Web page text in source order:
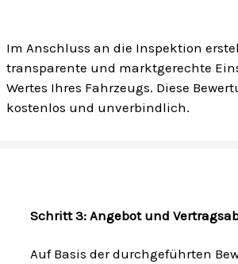
Im Anschluss an die Inspektion
transparente und marktgerechte
Wertes Ihres Fahrzeugs. Diese
kostenlos und unverbindlich.
Schritt 3: Angebot und
Auf Basis der durchgeführten